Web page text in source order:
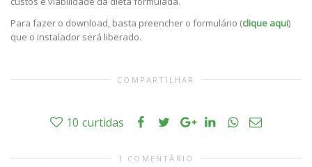
Para fazer o download, basta preencher o formulário (clique aqui)
que o instalador será liberado.
COMPARTILHAR
10 curtidas
1 COMENTÁRIO